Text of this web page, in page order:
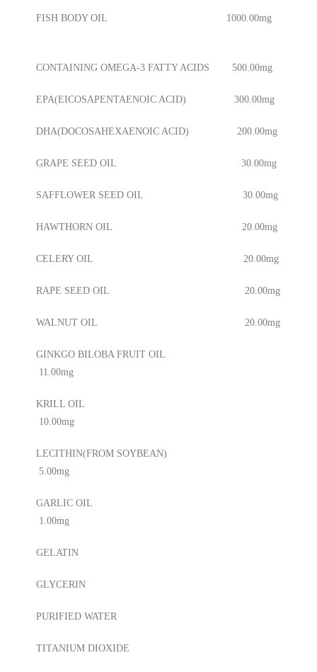
FISH BODY OIL 1000.00mg
CONTAINING OMEGA-3 FATTY ACIDS 500.00mg
EPA(EICOSAPENTAENOIC ACID) 300.00mg
DHA(DOCOSAHEXAENOIC ACID) 200.00mg
GRAPE SEED OIL 30.00mg
SAFFLOWER SEED OIL 30.00mg
HAWTHORN OIL 20.00mg
CELERY OIL 20.00mg
RAPE SEED OIL 20.00mg
WALNUT OIL 20.00mg
GINKGO BILOBA FRUIT OIL
11.00mg
KRILL OIL
10.00mg
LECITHIN(FROM SOYBEAN)
5.00mg
GARLIC OIL
1.00mg
GELATIN
GLYCERIN
PURIFIED WATER
TITANIUM DIOXIDE